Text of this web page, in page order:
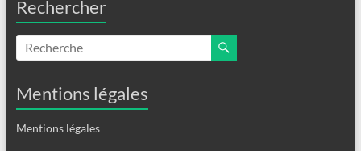
Rechercher
Mentions légales
Mentions légales